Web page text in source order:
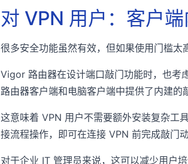
对 VPN 用户：客户
很多安全功能虽然有效，但如果使用门槛太
Vigor 路由器在设计端口敲门功能时，也考
路由器客户端和电脑客户端中提供了内建的
这意味着 VPN 用户不需要额外安装复杂工
接流程操作，即可在连接 VPN 前完成敲门动
对于企业 IT 管理员来说，这可以减少用户